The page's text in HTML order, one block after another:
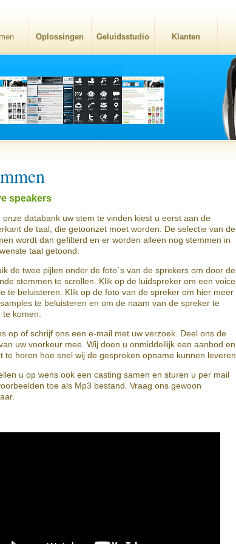
Oplossingen Geluidsstudio Klanten
speakers
onze databank uw stem te vinden kiest u eerst aan de
de taal, die getoonzet moet worden. De selectie van de
wordt dan gefilterd en er worden alleen nog stemmen in
taal getoond.
de twee pijlen onder de foto´s van de sprekers om door de
stemmen te scrollen. Klik op de luidspreker om een voice
te beluisteren. Klik op de foto van de spreker om hier meer
te beluisteren en om de naam van de spreker te
komen.
op of schrijf ons een e-mail met uw verzoek. Deel ons de
uw voorkeur mee. Wij doen u onmiddellijk een aanbod en
te horen hoe snel wij de gesproken opname kunnen leveren.
u op wens ook een casting samen en sturen u per mail
toe als Mp3 bestand. Vraag ons gewoon